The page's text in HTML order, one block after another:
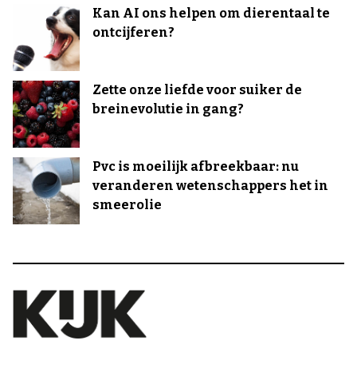
Kan AI ons helpen om dierentaal te
ontcijferen?
Zette onze liefde voor suiker de
breinevolutie in gang?
Pvc is moeilijk afbreekbaar: nu
veranderen wetenschappers het in
smeerolie